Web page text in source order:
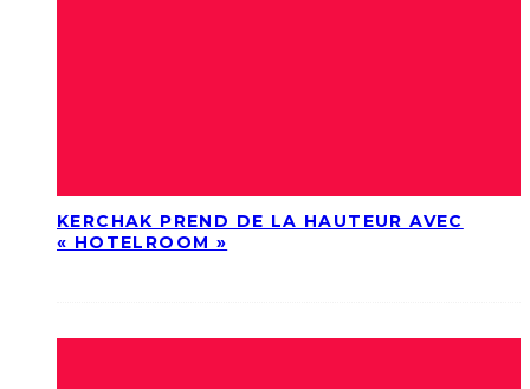
KERCHAK PREND DE LA HAUTEUR AVEC
« HOTELROOM »